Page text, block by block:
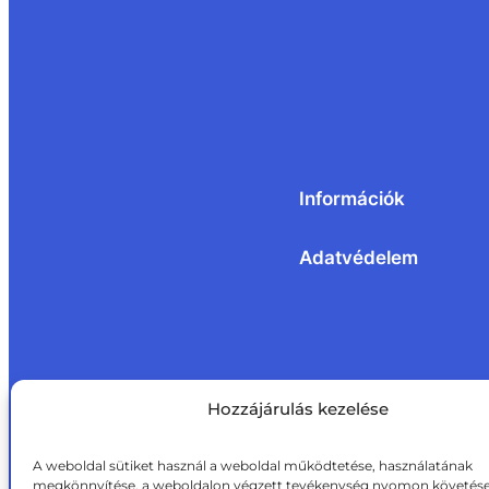
Hozzájárulás kezelése
A weboldal sütiket használ a weboldal működtetése, használatának
megkönnyítése, a weboldalon végzett tevékenység nyomon
Információk
Adatvédelem